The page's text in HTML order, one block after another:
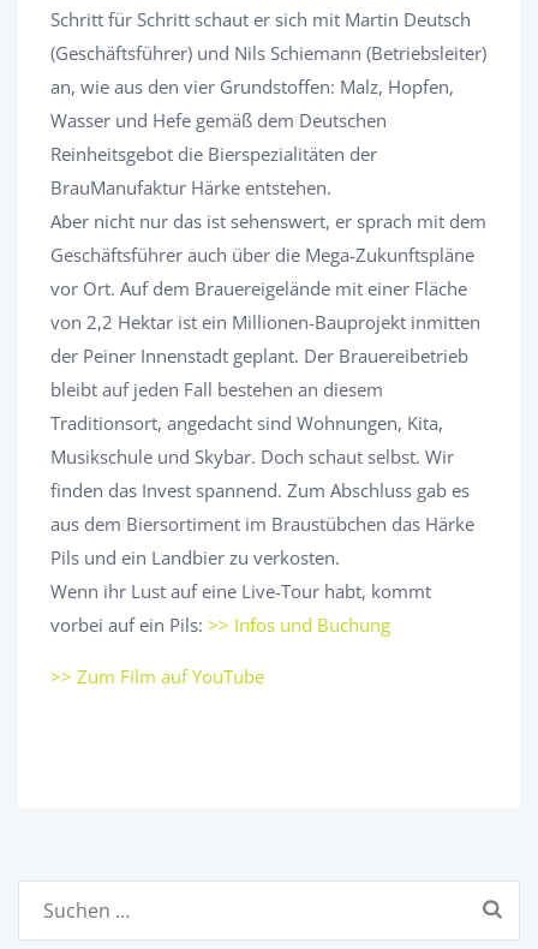
Schritt für Schritt schaut er sich mit Martin Deutsch
(Geschäftsführer) und Nils Schiemann (Betriebsleiter)
an, wie aus den vier Grundstoffen: Malz, Hopfen,
Wasser und Hefe gemäß dem Deutschen
Reinheitsgebot die Bierspezialitäten der
BrauManufaktur Härke entstehen.
Aber nicht nur das ist sehenswert, er sprach mit dem
Geschäftsführer auch über die Mega-Zukunftspläne
vor Ort. Auf dem Brauereigelände mit einer Fläche
von 2,2 Hektar ist ein Millionen-Bauprojekt inmitten
der Peiner Innenstadt geplant. Der Brauereibetrieb
bleibt auf jeden Fall bestehen an diesem
Traditionsort, angedacht sind Wohnungen, Kita,
Musikschule und Skybar. Doch schaut selbst. Wir
finden das Invest spannend. Zum Abschluss gab es
aus dem Biersortiment im Braustübchen das Härke
Pils und ein Landbier zu verkosten.
Wenn ihr Lust auf eine Live-Tour habt, kommt
vorbei auf ein Pils: >> Infos und Buchung
>> Zum Film auf YouTube
Suchen